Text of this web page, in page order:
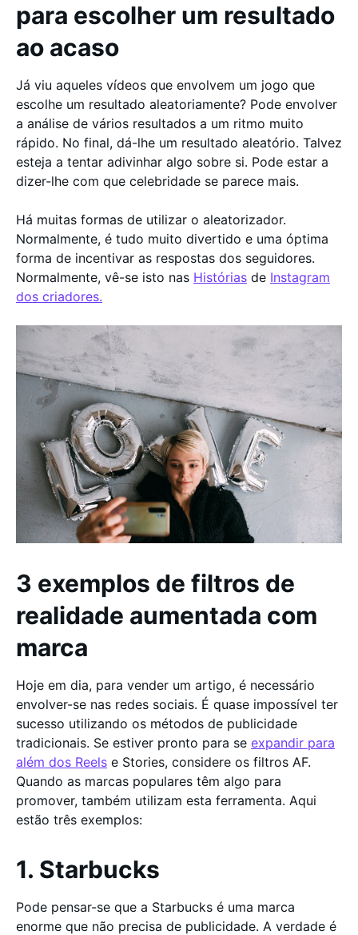
para escolher um resultado
ao acaso
Já viu aqueles vídeos que envolvem um jogo que
escolhe um resultado aleatoriamente? Pode envolver
a análise de vários resultados a um ritmo muito
rápido. No final, dá-lhe um resultado aleatório. Talvez
esteja a tentar adivinhar algo sobre si. Pode estar a
dizer-lhe com que celebridade se parece mais.
Há muitas formas de utilizar o aleatorizador.
Normalmente, é tudo muito divertido e uma óptima
forma de incentivar as respostas dos seguidores.
Normalmente, vê-se isto nas Histórias de Instagram
dos criadores.
3 exemplos de filtros de
realidade aumentada com
marca
Hoje em dia, para vender um artigo, é necessário
envolver-se nas redes sociais. É quase impossível ter
sucesso utilizando os métodos de publicidade
tradicionais. Se estiver pronto para se expandir para
além dos Reels e Stories, considere os filtros AF.
Quando as marcas populares têm algo para
promover, também utilizam esta ferramenta. Aqui
estão três exemplos:
1. Starbucks
Pode pensar-se que a Starbucks é uma marca
enorme que não precisa de publicidade. A verdade é